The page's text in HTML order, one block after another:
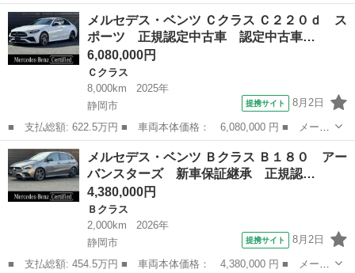
カー名： メルセデス・ベンツ ■ 車種名： ＧＬＥ ■ グレード
名： ＧＬＥ４５０ｄ ４マチック クーペスポーツ ＡＭＧライン
パッケー...
静岡 静岡市 ベンツ（メルセデス）
メルセデス・ベンツ Ｃクラス Ｃ２２０ｄ ス
ポーツ 正規認定中古車 認定中古車…
6,080,000円
Ｃクラス
8,000km
2025年
静岡市
提携サイト 8月2日
■ 支払総額: 622.5万円 ■ 車両本体価格： 6,080,000 円 ■ メーカ
ー名： メルセデス・ベンツ ■ 車種名： Ｃクラス ■ グレード
名： Ｃ２２０ｄ スポーツ 正規認定中古車 認定中古車保証２年
付き 新車...
静岡 静岡市 Ｃクラス
メルセデス・ベンツ Ｂクラス Ｂ１８０ アー
バンスターズ 新車保証継承 正規認…
4,380,000円
Ｂクラス
2,000km
2026年
静岡市
提携サイト 8月2日
■ 支払総額: 454.5万円 ■ 車両本体価格： 4,380,000 円 ■ メーカ